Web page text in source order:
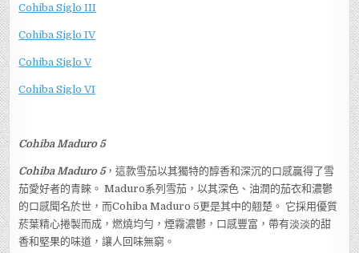
Cohiba Siglo III
Cohiba Siglo IV
Cohiba Siglo V
Cohiba Siglo VI
Cohiba Maduro 5
Cohiba Maduro 5，這款雪茄以其獨特的醇香和深沉的口感贏得了雪
茄愛好者的青睞。 Maduro系列雪茄，以其深色、油潤的茄衣和濃鬱
的口感聞名於世，而Cohiba Maduro 5更是其中的翹楚。 它採用優質
菸葉精心捲製而成，燃燒均勻，煙霧濃鬱，口感豐富，帶有淡淡的甜
香和堅果的味道，讓人回味無窮。